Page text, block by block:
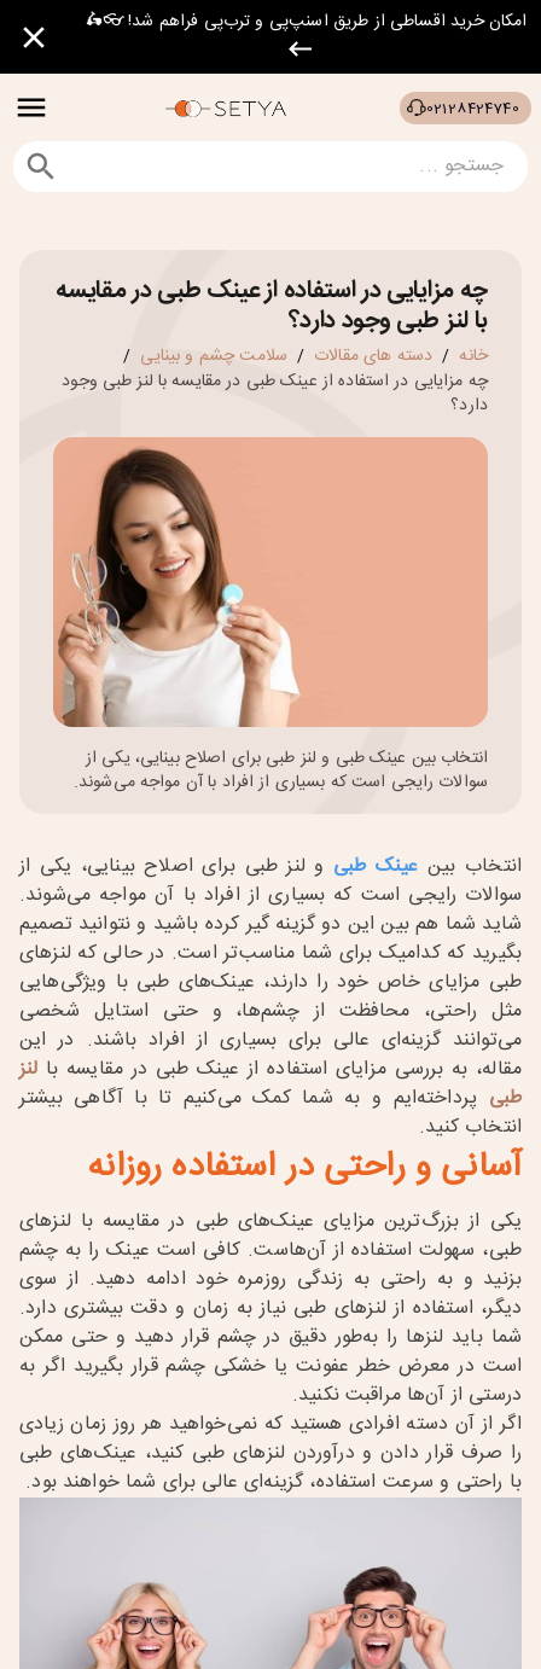
امکان خرید اقساطی از طریق اسنپ‌پی و ترب‌پی فراهم شد! 👓🛵
02128424740
چه مزایایی در استفاده از عینک طبی در مقایسه
با لنز طبی وجود دارد؟
خانه / دسته های مقالات / سلامت چشم و بینایی /
چه مزایایی در استفاده از عینک طبی در مقایسه با لنز طبی وجود
دارد؟
انتخاب بین عینک طبی و لنز طبی برای اصلاح بینایی، یکی از
سوالات رایجی است که بسیاری از افراد با آن مواجه می‌شوند.
انتخاب بین عینک طبی و لنز طبی برای اصلاح بینایی، یکی از
سوالات رایجی است که بسیاری از افراد با آن مواجه می‌شوند.
شاید شما هم بین این دو گزینه گیر کرده باشید و نتوانید تصمیم
بگیرید که کدامیک برای شما مناسب‌تر است. در حالی که لنزهای
طبی مزایای خاص خود را دارند، عینک‌های طبی با ویژگی‌هایی
مثل راحتی، محافظت از چشم‌ها، و حتی استایل شخصی
می‌توانند گزینه‌ای عالی برای بسیاری از افراد باشند. در این
مقاله، به بررسی مزایای استفاده از عینک طبی در مقایسه با لنز
طبی پرداخته‌ایم و به شما کمک می‌کنیم تا با آگاهی بیشتر
انتخاب کنید.
آسانی و راحتی در استفاده روزانه
یکی از بزرگ‌ترین مزایای عینک‌های طبی در مقایسه با لنزهای
طبی، سهولت استفاده از آن‌هاست. کافی است عینک را به چشم
بزنید و به راحتی به زندگی روزمره خود ادامه دهید. از سوی
دیگر، استفاده از لنزهای طبی نیاز به زمان و دقت بیشتری دارد.
شما باید لنزها را به‌طور دقیق در چشم قرار دهید و حتی ممکن
است در معرض خطر عفونت یا خشکی چشم قرار بگیرید اگر به
درستی از آن‌ها مراقبت نکنید.
اگر از آن دسته افرادی هستید که نمی‌خواهید هر روز زمان زیادی
را صرف قرار دادن و درآوردن لنزهای طبی کنید، عینک‌های طبی
با راحتی و سرعت استفاده، گزینه‌ای عالی برای شما خواهند بود.